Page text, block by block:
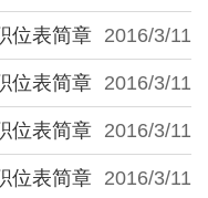
2016/3/11
位表简章
2016/3/11
位表简章
2016/3/11
位表简章
2016/3/11
位表简章